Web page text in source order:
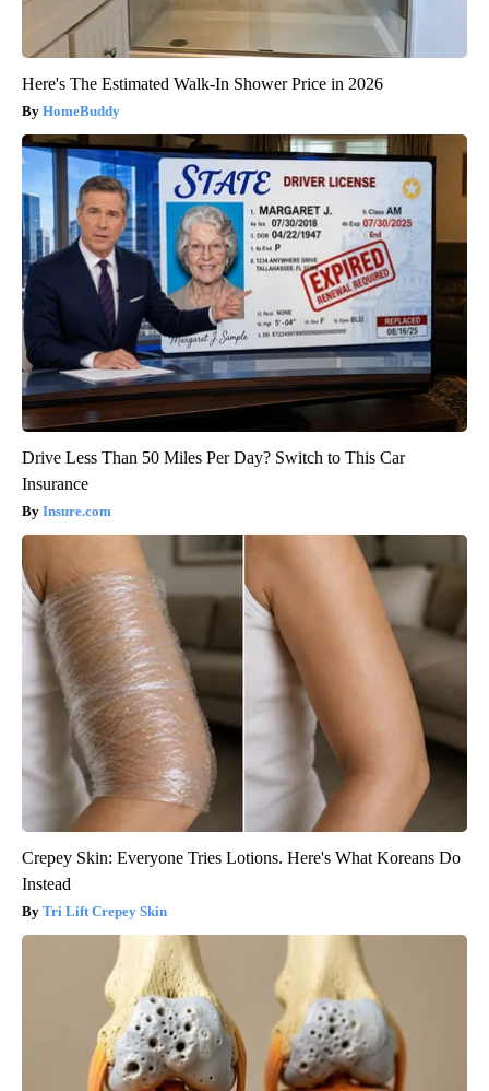
Here's The Estimated Walk-In Shower Price in 2026
HomeBuddy
Drive Less Than 50 Miles Per Day? Switch to This Car
Insurance
Insure.com
Crepey Skin: Everyone Tries Lotions. Here's What Koreans Do
Instead
Tri Lift Crepey Skin